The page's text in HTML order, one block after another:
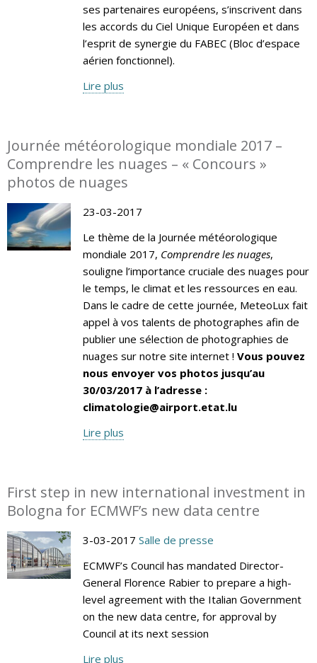
ses partenaires européens, s’inscrivent dans
les accords du Ciel Unique Européen et dans
l’esprit de synergie du FABEC (Bloc d’espace
aérien fonctionnel).
Lire plus
Journée météorologique mondiale 2017 –
Comprendre les nuages – « Concours »
photos de nuages
23-03-2017
Le thème de la Journée météorologique
mondiale 2017, Comprendre les nuages,
souligne l’importance cruciale des nuages pour
le temps, le climat et les ressources en eau.
Dans le cadre de cette journée, MeteoLux fait
appel à vos talents de photographes afin de
publier une sélection de photographies de
nuages sur notre site internet ! Vous pouvez
nous envoyer vos photos jusqu’au
30/03/2017 à l’adresse :
climatologie@airport.etat.lu
Lire plus
First step in new international investment in
Bologna for ECMWF’s new data centre
3-03-2017 Salle de presse
ECMWF’s Council has mandated Director-
General Florence Rabier to prepare a high-
level agreement with the Italian Government
on the new data centre, for approval by
Council at its next session
Lire plus